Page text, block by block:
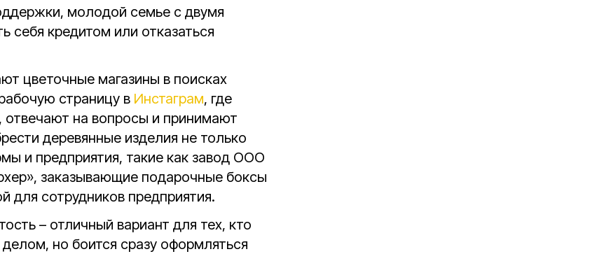
молодой семье с двумя
кредитом или отказаться
цветочные магазины в поисках
страницу в Инстаграм, где
на вопросы и принимают
деревянные изделия не только
и предприятия, такие как завод ООО
заказывающие подарочные боксы
для сотрудников предприятия.
– отличный вариант для тех, кто
но боится сразу оформляться